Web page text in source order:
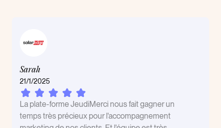
Sarah
21/1/2025
La plate-forme JeudiMerci nous fait gagner un
temps très précieux pour l'accompagnement